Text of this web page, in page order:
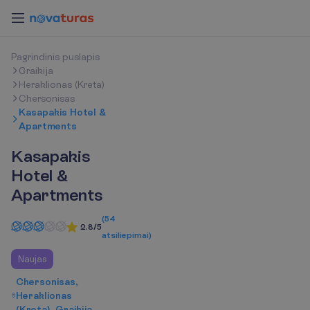
Pagrindinis puslapis
Graikija
Heraklionas (Kreta)
Chersonisas
Kasapakis Hotel &
Apartments
Kasapakis
Hotel &
Apartments
2.8/5
(54
atsiliepimai)
Naujas
Chersonisas,
Heraklionas